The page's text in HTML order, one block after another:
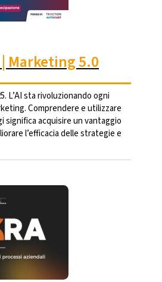
Marketing 5.0
L’AI sta rivoluzionando ogni
Comprendere e utilizzare
significa acquisire un vantaggio
l’efficacia delle strategie e